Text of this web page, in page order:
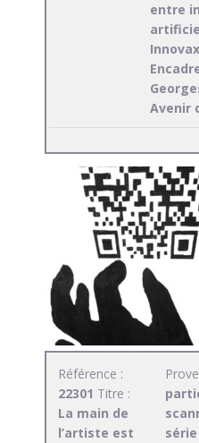
entre
Avenir
Référence :
22301 Titre :
La main de
l’artiste est
série